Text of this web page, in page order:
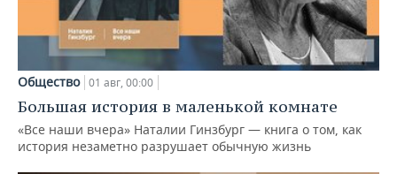
Общество 01 авг, 00:00
Большая история в маленькой комнате
«Все наши вчера» Наталии Гинзбург — книга о том, как
история незаметно разрушает обычную жизнь